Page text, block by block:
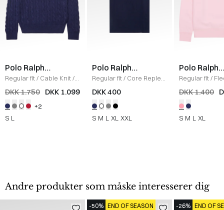
Polo Ralph
Lauren
Regular fit/ Cable Knit/
NAVY
DKK 1.750 DKK 1.099
+2
S L
Polo Ralph
Lauren
Regular fit/ Core Replen
Logo Tee
DKK 400
S M L XL XXL
Polo Ralph
Lauren
Regular fit/
Sweatshirt
DKK 1.400
S M L XL
Andre produkter som måske interesserer dig
-50% END OF SEASON -26% END OF